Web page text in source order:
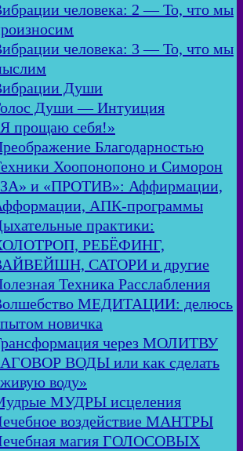
человека: 2 — То, что мы
человека: 3 — То, что мы
Души
Души — Интуиция
прощаю себя!»
Благодарностью
Хоопонопоно и Симорон
и «ПРОТИВ»: Аффирмации,
АПК-программы
практики:
РЕБЁФИНГ,
САТОРИ и другие
Техника Расслабления
МЕДИТАЦИИ: делюсь
новичка
через МОЛИТВУ
ВОДЫ или как сделать
воду»
МУДРЫ исцеления
воздействие МАНТРЫ
магия ГОЛОСОВЫХ